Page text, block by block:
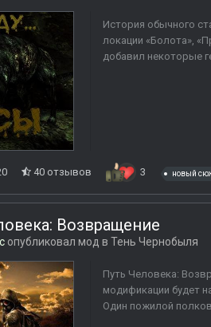
История обычного
локации «Болота»,
добавил некоторые
40 отзывов 3 новый
Возвращение
опубликовал мод в Тень Чернобыля
Путь Человека:
модификации будет
Один пожилой